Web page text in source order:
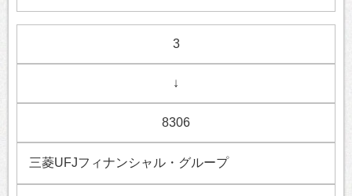
3
↓
8306
三菱UFJフィナンシャル・グループ